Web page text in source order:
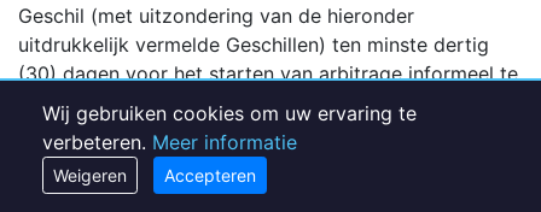
Geschil (met uitzondering van de hieronder
uitdrukkelijk vermelde Geschillen) ten minste dertig
(30) dagen voor het starten van arbitrage informeel te
onderhandelen. Dergelijk informeel overleg begint bij
schriftelijke kennisgeving van de ene Partij aan de
andere Partij.
Wij gebruiken cookies om uw ervaring te
verbeteren. Meer informatie
Weigeren Accepteren